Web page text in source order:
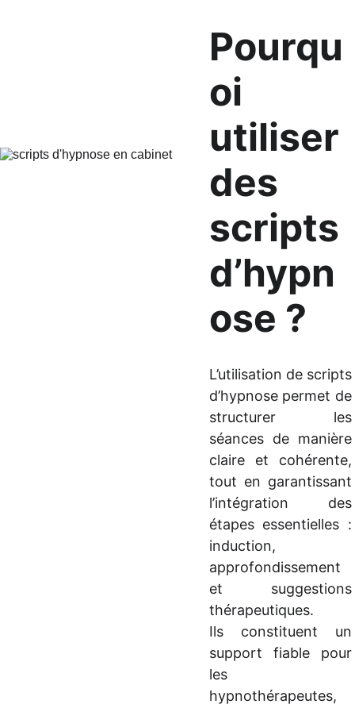
Pourqu
oi
utiliser
des
scripts
d’hypn
ose ?
L’utilisation de scripts
d’hypnose permet de
structurer les
séances de manière
claire et cohérente,
tout en garantissant
l’intégration des
étapes essentielles :
induction,
approfondissement
et suggestions
thérapeutiques.
Ils constituent un
support fiable pour
les
hypnothérapeutes,